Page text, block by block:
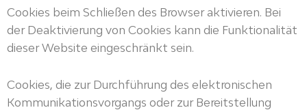
Cookies beim Schließen des Browser aktivieren. Bei
der Deaktivierung von Cookies kann die Funktionalität
dieser Website eingeschränkt sein.
Cookies, die zur Durchführung des elektronischen
Kommunikationsvorgangs oder zur Bereitstellung